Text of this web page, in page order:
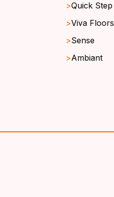
Quick Step
Viva Floors
Sense
Ambiant